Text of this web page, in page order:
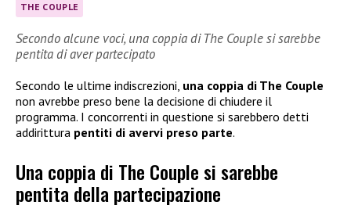
THE COUPLE
Secondo alcune voci, una coppia di The Couple si sarebbe
pentita di aver partecipato
Secondo le ultime indiscrezioni, una coppia di The Couple
non avrebbe preso bene la decisione di chiudere il
programma. I concorrenti in questione si sarebbero detti
addirittura pentiti di avervi preso parte.
Una coppia di The Couple si sarebbe
pentita della partecipazione